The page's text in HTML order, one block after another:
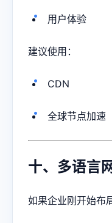
用户体验
建议使用：
CDN
全球节点加速
十、多语言
如果企业刚开始布